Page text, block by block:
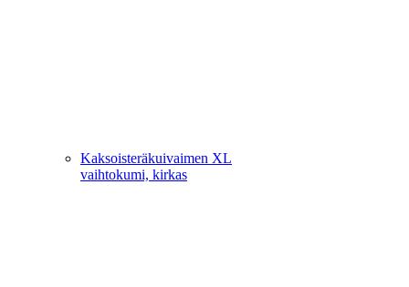
Kaksoisteräkuivaimen XL
vaihtokumi, kirkas